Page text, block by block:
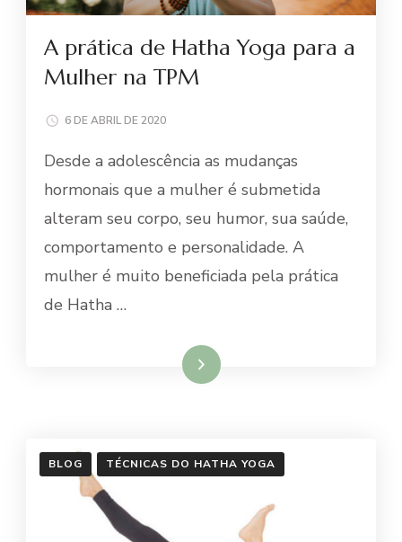
A prática de Hatha Yoga para a
Mulher na TPM
6 DE ABRIL DE 2020
Desde a adolescência as mudanças
hormonais que a mulher é submetida
alteram seu corpo, seu humor, sua saúde,
comportamento e personalidade. A
mulher é muito beneficiada pela prática
de Hatha …
Ler mais
BLOG TÉCNICAS DO HATHA YOGA